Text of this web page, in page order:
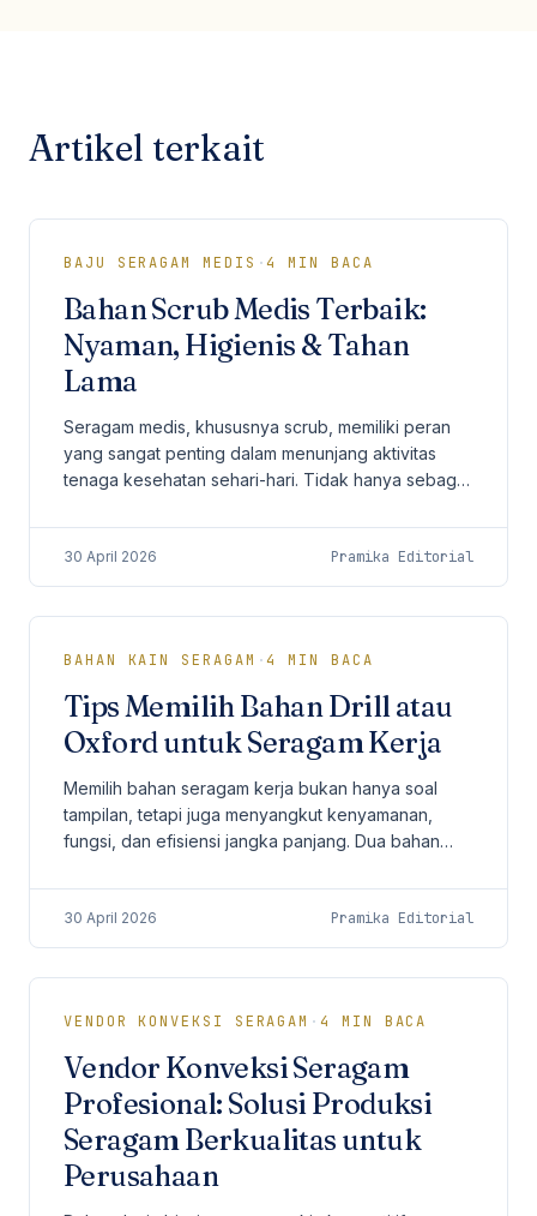
Artikel terkait
BAJU SERAGAM MEDIS ·4 MIN BACA
Bahan Scrub Medis Terbaik:
Nyaman, Higienis & Tahan
Lama
Seragam medis, khususnya scrub, memiliki peran
yang sangat penting dalam menunjang aktivitas
tenaga kesehatan sehari-hari. Tidak hanya sebagai
memberikan...
30 April 2026 Pramika Editorial
BAHAN KAIN SERAGAM ·4 MIN BACA
Tips Memilih Bahan Drill atau
Oxford untuk Seragam Kerja
Memilih bahan seragam kerja bukan hanya soal
tampilan, tetapi juga menyangkut kenyamanan,
fungsi, dan efisiensi jangka panjang. Dua bahan
perusahaan adalah...
30 April 2026 Pramika Editorial
VENDOR KONVEKSI SERAGAM ·4 MIN BACA
Vendor Konveksi Seragam
Profesional: Solusi Produksi
Seragam Berkualitas untuk
Perusahaan